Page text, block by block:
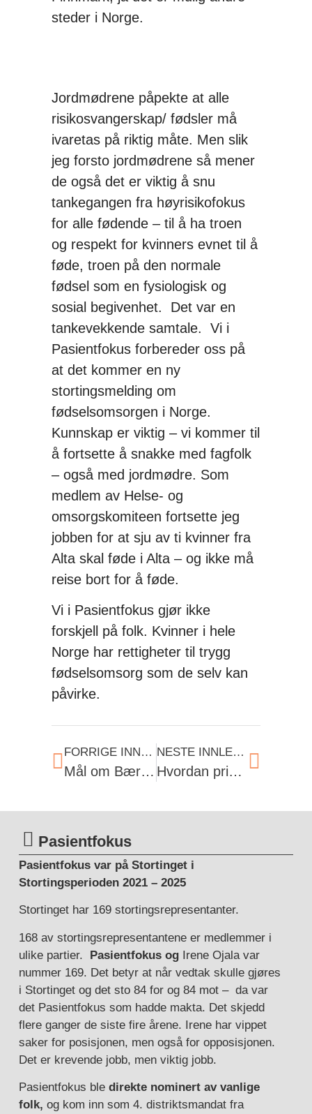
steder i Norge.
Jordmødrene påpekte at alle
risikosvangerskap/ fødsler må
ivaretas på riktig måte. Men slik
jeg forsto jordmødrene så mener
de også det er viktig å snu
tankegangen fra høyrisikofokus
for alle fødende – til å ha troen
og respekt for kvinners evnet til å
føde, troen på den normale
fødsel som en fysiologisk og
sosial begivenhet. Det var en
tankevekkende samtale. Vi i
Pasientfokus forbereder oss på
at det kommer en ny
stortingsmelding om
fødselsomsorgen i Norge.
Kunnskap er viktig – vi kommer til
å fortsette å snakke med fagfolk
– også med jordmødre. Som
medlem av Helse- og
omsorgskomiteen fortsette jeg
jobben for at sju av ti kvinner fra
Alta skal føde i Alta – og ikke må
reise bort for å føde.
Vi i Pasientfokus gjør ikke
forskjell på folk. Kvinner i hele
Norge har rettigheter til trygg
fødselsomsorg som de selv kan
påvirke.
FORRIGE INNLEGG
Mål om Bærekraft – sett fra Finnmark
NESTE INNLEGG
Hvordan prioriteres Helse- og omsorgstjenesten?
Pasientfokus
Pasientfokus var på Stortinget i
Stortingsperioden 2021 – 2025
Stortinget har 169 stortingsrepresentanter.
168 av stortingsrepresentantene er medlemmer i
ulike partier. Pasientfokus og Irene Ojala var
nummer 169. Det betyr at når vedtak skulle gjøres
i Stortinget og det sto 84 for og 84 mot – da var
det Pasientfokus som hadde makta. Det skjedd
flere ganger de siste fire årene. Irene har vippet
saker for posisjonen, men også for opposisjonen.
Det er krevende jobb, men viktig jobb.
Pasientfokus ble direkte nominert av vanlige
folk, og kom inn som 4. distriktsmandat fra